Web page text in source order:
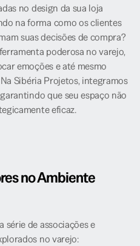
no design da sua loja
na forma como os clientes
suas decisões de compra?
poderosa no varejo,
emoções e até mesmo
Sibéria Projetos, integramos
que seu espaço não
eficaz.
no Ambiente
série de associações e
no varejo: